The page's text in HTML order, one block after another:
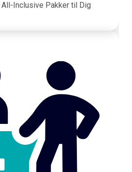
Inclusive Pakker til Dig